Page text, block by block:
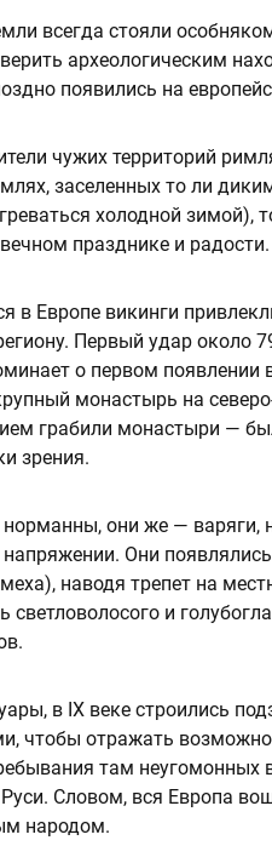
всегда стояли
археологическим
появились на
чужих территорий
заселенных то ли
холодной зимой),
празднике и радости.
в Европе викинги
Первый удар около
о первом появлении
монастырь на
грабили монастыри —
зрения.
они же — варяги,
Они
наводя трепет на
и
в IX веке строились
чтобы отражать
там неугомонных
Словом, вся Европа
народом.